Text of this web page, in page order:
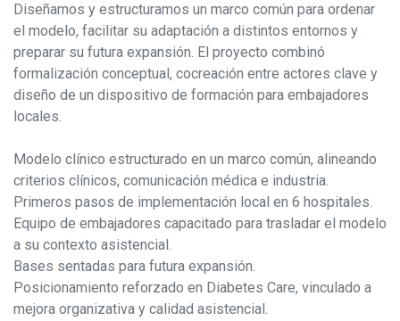
Diseñamos y estructuramos un marco común para ordenar
el modelo, facilitar su adaptación a distintos entornos y
preparar su futura expansión. El proyecto combinó
formalización conceptual, cocreación entre actores clave y
diseño de un dispositivo de formación para embajadores
locales.
Modelo clínico estructurado en un marco común, alineando
criterios clínicos, comunicación médica e industria.
Primeros pasos de implementación local en 6 hospitales.
Equipo de embajadores capacitado para trasladar el modelo
a su contexto asistencial.
Bases sentadas para futura expansión.
Posicionamiento reforzado en Diabetes Care, vinculado a
mejora organizativa y calidad asistencial.